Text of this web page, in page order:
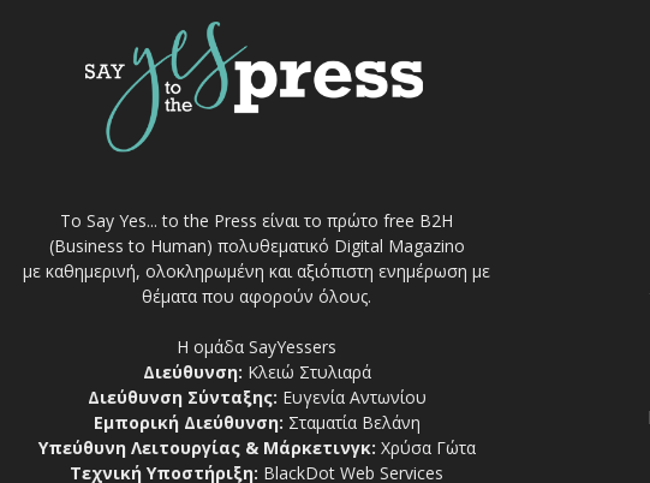
Το Say Yes... to the Press είναι το πρώτο free Β2Η
(Business to Human) πολυθεματικό Digital Magazino
με καθημερινή, ολοκληρωμένη και αξιόπιστη ενημέρωση με
θέματα που αφορούν όλους.
Η ομάδα SayYessers
Διεύθυνση: Κλειώ Στυλιαρά
Διεύθυνση Σύνταξης: Ευγενία Αντωνίου
Εμπορική Διεύθυνση: Σταματία Βελάνη
Υπεύθυνη Λειτουργίας & Μάρκετινγκ: Χρύσα Γώτα
Τεχνική Υποστήριξη: BlackDot Web Services